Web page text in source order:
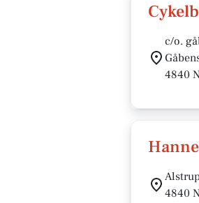
c/o.
4840
4840